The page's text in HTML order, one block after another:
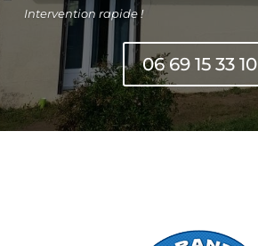
Intervention rapide !
06 69 15 33 10